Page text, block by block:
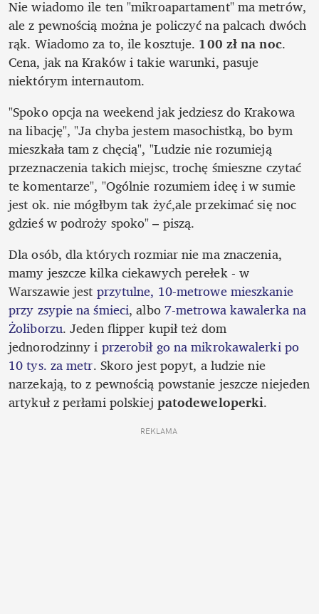
Nie wiadomo ile ten "mikroapartament" ma metrów,
ale z pewnością można je policzyć na palcach dwóch
rąk. Wiadomo za to, ile kosztuje. 100 zł na noc.
Cena, jak na Kraków i takie warunki, pasuje
niektórym internautom.
"Spoko opcja na weekend jak jedziesz do Krakowa
na libację", "Ja chyba jestem masochistką, bo bym
mieszkała tam z chęcią", "Ludzie nie rozumieją
przeznaczenia takich miejsc, trochę śmieszne czytać
te komentarze", "Ogólnie rozumiem ideę i w sumie
jest ok. nie mógłbym tak żyć,ale przekimać się noc
gdzieś w podroży spoko" – piszą.
Dla osób, dla których rozmiar nie ma znaczenia,
mamy jeszcze kilka ciekawych perełek - w
Warszawie jest przytulne, 10-metrowe mieszkanie
przy zsypie na śmieci, albo 7-metrowa kawalerka na
Żoliborzu. Jeden flipper kupił też dom
jednorodzinny i przerobił go na mikrokawalerki po
10 tys. za metr. Skoro jest popyt, a ludzie nie
narzekają, to z pewnością powstanie jeszcze niejeden
artykuł z perłami polskiej patodeweloperki.
REKLAMA